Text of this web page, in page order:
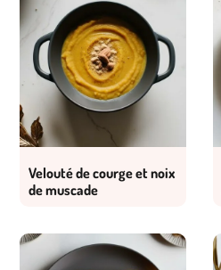
Velouté de courge et noix
de muscade